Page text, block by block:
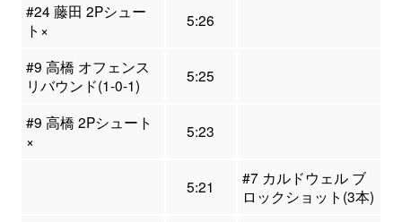
#24 藤田 2Pシュー
ト×
5:26
#9 高橋 オフェンス
リバウンド(1-0-1)
5:25
#9 高橋 2Pシュート
×
5:23
5:21
#7 カルドウェル ブ
ロックショット(3本)